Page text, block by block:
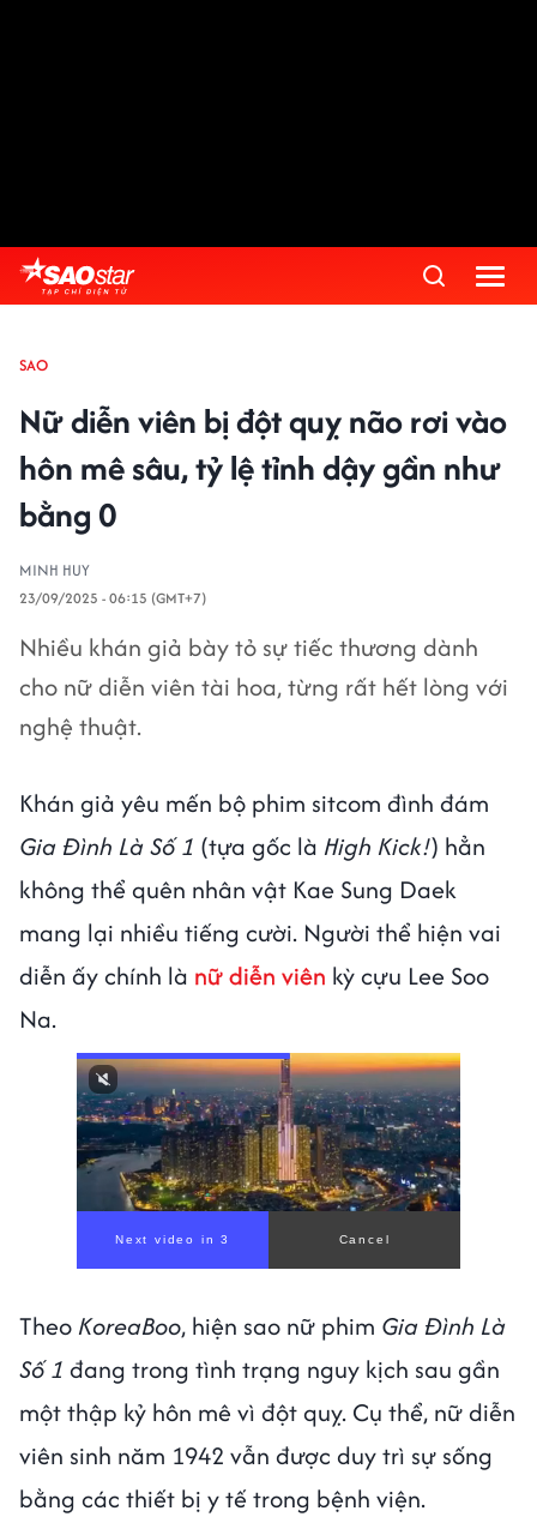
SAO
Nữ diễn viên bị đột quỵ não rơi vào
hôn mê sâu, tỷ lệ tỉnh dậy gần như
bằng 0
MINH HUY
23/09/2025 - 06:15 (GMT+7)
Nhiều khán giả bày tỏ sự tiếc thương dành
cho nữ diễn viên tài hoa, từng rất hết lòng với
nghệ thuật.
Khán giả yêu mến bộ phim sitcom đình đám
Gia Đình Là Số 1 (tựa gốc là High Kick!) hẳn
không thể quên nhân vật Kae Sung Daek
mang lại nhiều tiếng cười. Người thể hiện vai
diễn ấy chính là nữ diễn viên kỳ cựu Lee Soo
Na.
Next video in 1 Cancel
Theo KoreaBoo, hiện sao nữ phim Gia Đình Là
Số 1 đang trong tình trạng nguy kịch sau gần
một thập kỷ hôn mê vì đột quỵ. Cụ thể, nữ diễn
viên sinh năm 1942 vẫn được duy trì sự sống
bằng các thiết bị y tế trong bệnh viện.